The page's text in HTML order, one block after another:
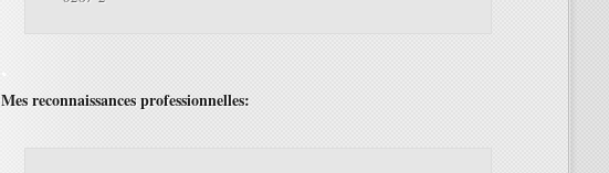
Mes reconnaissances professionnelles: